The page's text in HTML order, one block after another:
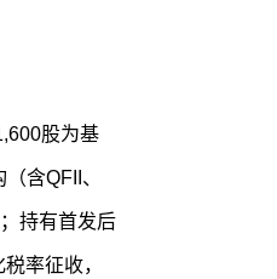
股为基
含QFII、
持有首发后
率征收，